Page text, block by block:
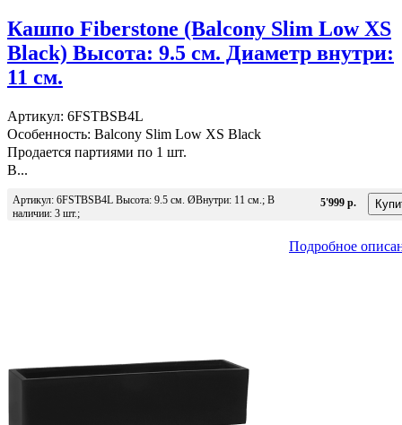
Кашпо Fiberstone (Balcony Slim Low XS
Black) Высота: 9.5 см. Диаметр внутри:
11 см.
Артикул: 6FSTBSB4L
Особенность: Balcony Slim Low XS Black
Продается партиями по 1 шт.
В...
Артикул: 6FSTBSB4L Высота: 9.5 см. ØВнутри: 11 см.; В
наличии: 3 шт.;
5'999 р.
Подробное